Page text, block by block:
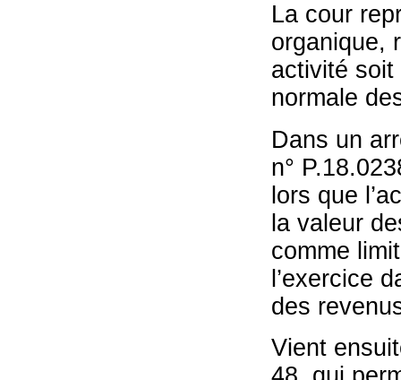
La cour
organique,
activité soit
normale
Dans un
n°
lors que
la valeur
comme
l’exercice
des
Vient